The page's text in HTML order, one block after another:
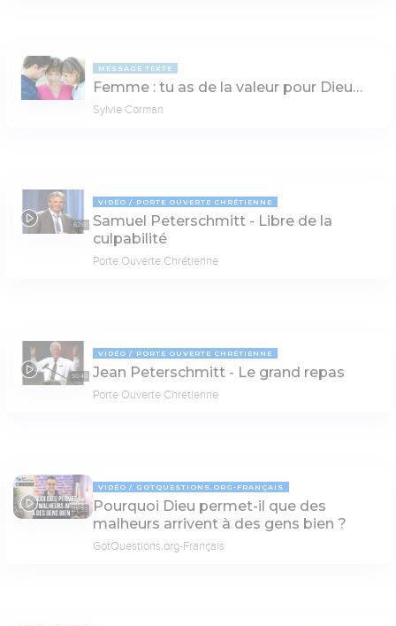
MESSAGE TEXTE
Femme : tu as de la valeur pour Dieu…
Sylvie Corman
62:01
VIDÉO PORTE OUVERTE CHRÉTIENNE
Samuel Peterschmitt - Libre de la
culpabilité
Porte Ouverte Chrétienne
50:40
VIDÉO PORTE OUVERTE CHRÉTIENNE
Jean Peterschmitt - Le grand repas
Porte Ouverte Chrétienne
03:33
VIDÉO GOTQUESTIONS.ORG-FRANÇAIS
Pourquoi Dieu permet-il que des
malheurs arrivent à des gens bien ?
GotQuestions.org-Français